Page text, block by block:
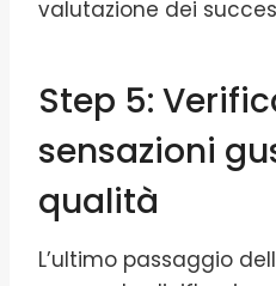
valutazione dei
Step 5:
sensazioni
qualità
L’ultimo passaggio